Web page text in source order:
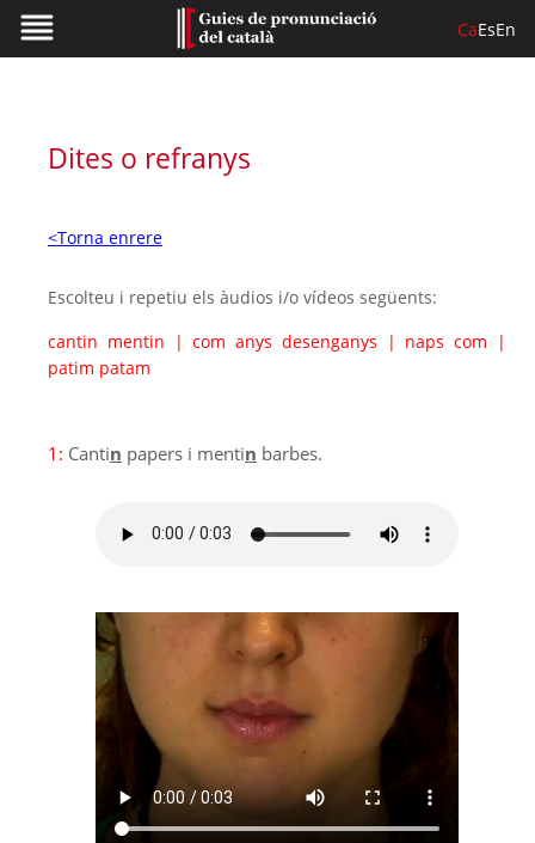
CaEsEn
Dites o refranys
<Torna enrere
Escolteu i repetiu els àudios i/o vídeos següents:
cantin mentin
|com anys desenganys | naps com
|
patim patam
1: Cantin papers i mentin barbes.